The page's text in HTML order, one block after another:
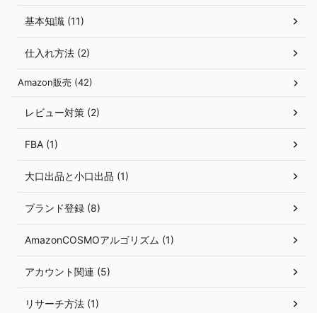
基本知識 (11)
仕入れ方法 (2)
Amazon販売 (42)
レビュー対策 (2)
FBA (1)
大口出品と小口出品 (1)
ブランド登録 (8)
AmazonCOSMOアルゴリズム (1)
アカウント関連 (5)
リサーチ方法 (1)